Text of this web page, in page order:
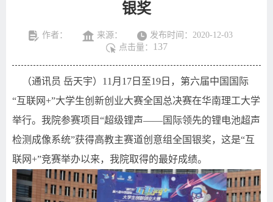
银奖
作者： 来源：
发布时间：2020-12-03
点击量：
137
（通讯员 岳天宇） 11 月 17 日至19 日，第六届中国国际
“互联网+”大学生创新创业大赛全国总决赛在华南理工大学
举行。我院参赛项目“超级锂声——国际领先的锂电池超声
检测成像系统”获得高教主赛道创意组全国银奖，这是“互
联网+”竞赛举办以来，我院取得的最好成绩。